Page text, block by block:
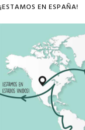
¡ESTAMOS EN ESPAÑA!